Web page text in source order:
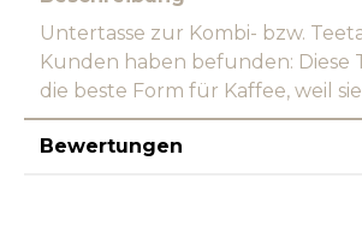
Untertasse zur Kombi- bzw.
Kunden haben befunden: Diese
die beste Form für Kaffee, weil
Bewertungen